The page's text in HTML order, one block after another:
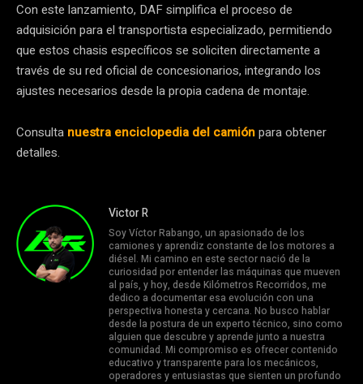
Con este lanzamiento, DAF simplifica el proceso de
adquisición para el transportista especializado, permitiendo
que estos chasis específicos se soliciten directamente a
través de su red oficial de concesionarios, integrando los
ajustes necesarios desde la propia cadena de montaje.
Consulta nuestra enciclopedia del camiónpara obtener
detalles.
Victor R
Soy Víctor Rabango, un apasionado de los
camiones y aprendiz constante de los motores a
diésel. Mi camino en este sector nació de la
curiosidad por entender las máquinas que mueven
al país, y hoy, desde Kilómetros Recorridos, me
dedico a documentar esa evolución con una
perspectiva honesta y cercana. No busco hablar
desde la postura de un experto técnico, sino como
alguien que descubre y aprende junto a nuestra
comunidad. Mi compromiso es ofrecer contenido
educativo y transparente para los mecánicos,
operadores y entusiastas que sienten un profundo